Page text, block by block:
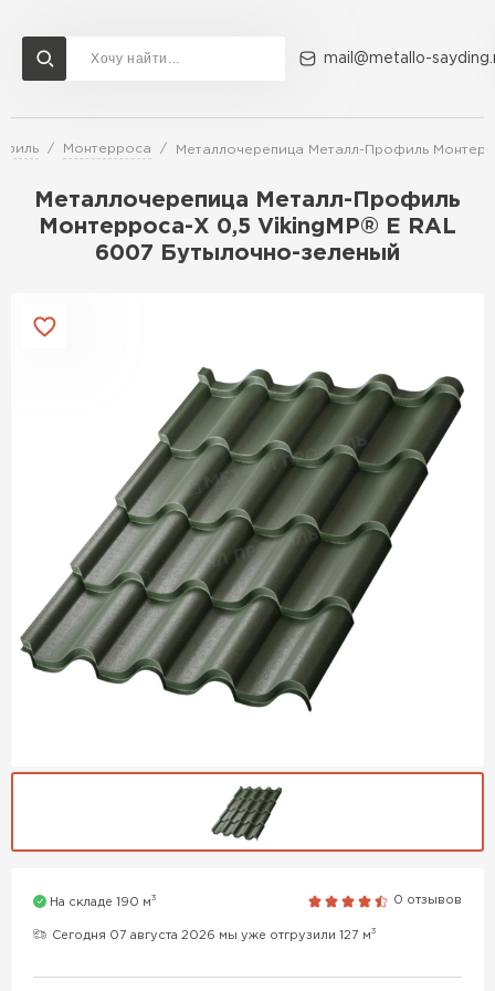
mail@metallo-
Монтерроса Металлочерепица Металл-Профиль
Металлочерепица Металл-Профиль
Монтерроса-X 0,5 VikingMP® E RAL
6007 Бутылочно-зеленый
На складе 190 м3 0 отзывов
Сегодня 07 августа 2026 мы уже отгрузили 127 м3
Доставка и оплата Акции О компании Контакты
Перейти в каталог